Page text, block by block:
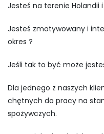
Jesteś na terenie Holandii
Jesteś zmotywowany i
okres ?
Jeśli tak to być może
Dla jednego z naszych
chętnych do pracy na
spożywczych.